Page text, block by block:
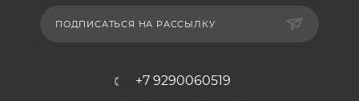
ПОДПИСАТЬСЯ НА РАССЫЛКУ
+7 9290060519